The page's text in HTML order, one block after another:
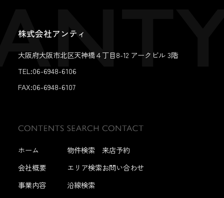
株式会社アンティ
大阪府大阪市北区天神橋４丁目8-12 アークビル 3階
TEL:06-6948-6106
FAX:06-6948-6107
ホーム
会社概要
事業内容
物件検索
エリア検索
沿線検索
来店予約
お問い合わせ